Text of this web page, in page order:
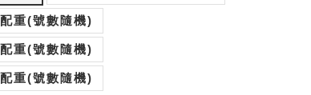
重(號數隨機)
重(號數隨機)
重(號數隨機)